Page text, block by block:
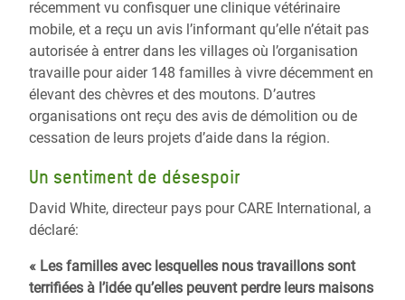
récemment vu confisquer une clinique vétérinaire
mobile, et a reçu un avis l’informant qu’elle n’était pas
autorisée à entrer dans les villages où l’organisation
travaille pour aider 148 familles à vivre décemment en
élevant des chèvres et des moutons. D’autres
organisations ont reçu des avis de démolition ou de
cessation de leurs projets d’aide dans la région.
Un sentiment de désespoir
David White, directeur pays pour CARE International, a
déclaré:
« Les familles avec lesquelles nous travaillons sont
terrifiées à l’idée qu’elles peuvent perdre leurs maisons